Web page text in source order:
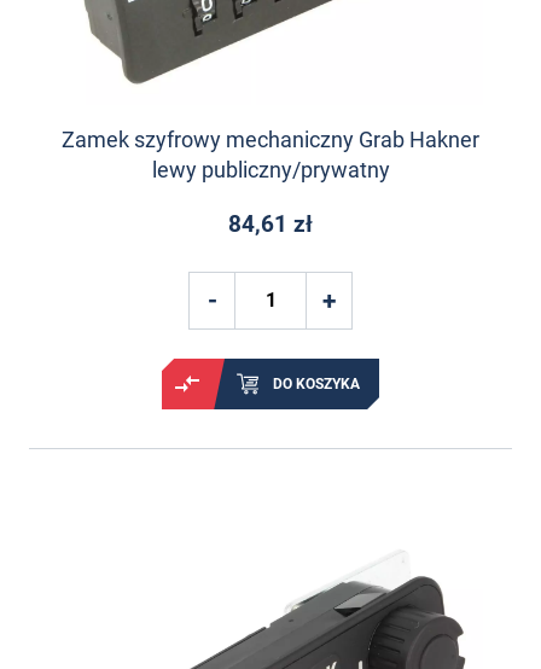
Zamek szyfrowy mechaniczny Grab Hakner
lewy publiczny/prywatny
84,61 zł
DO KOSZYKA